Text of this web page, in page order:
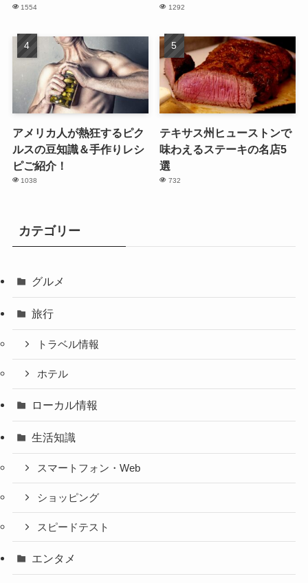
1554 1292
アメリカ人が熱狂するピク
ルスの豆知識＆手作りレシ
ピご紹介！
1038
テキサス州ヒューストンで
味わえるステーキの名店5
選
732
カテゴリー
グルメ
旅行
トラベル情報
ホテル
ローカル情報
生活知識
スマートフォン・Web
ショッピング
スピードテスト
エンタメ